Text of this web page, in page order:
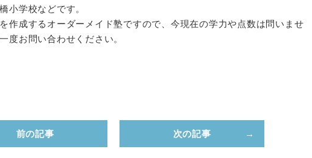
小学校などです。
作成するオーダーメイド塾ですので、今現在の学力や点数は問いませ
度お問い合わせください。
前の記事 次の記事